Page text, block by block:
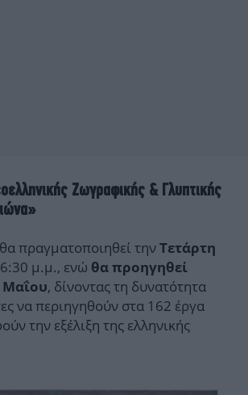
Ζωγραφικής & Γλυπτικής
πραγματοποιηθεί την Τετάρτη
6:30 μ.μ., ενώ θα προηγηθεί
Μαΐου, δίνοντας τη δυνατότητα
να περιηγηθούν στα 162 έργα
την εξέλιξη της ελληνικής